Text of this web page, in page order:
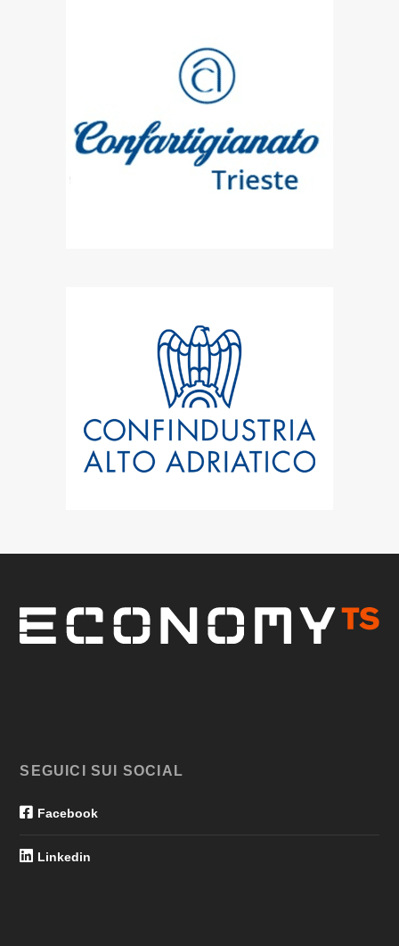
SEGUICI SUI SOCIAL
Facebook
Linkedin